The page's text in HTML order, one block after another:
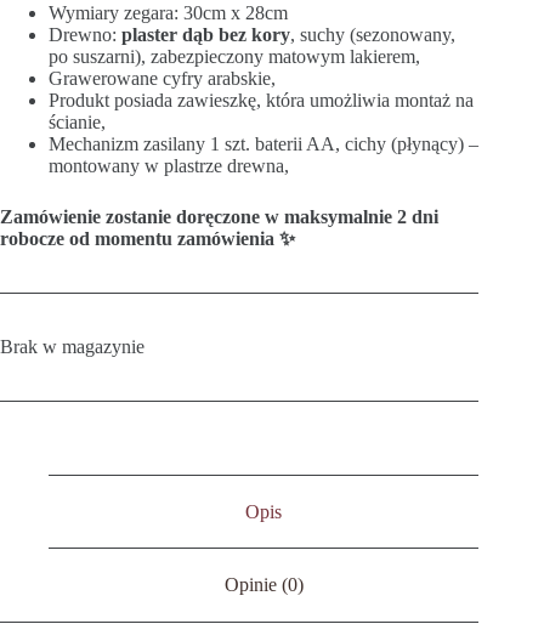
Wymiary zegara: 30cm x 28cm
Drewno: plaster dąb bez kory, suchy (sezonowany,
po suszarni), zabezpieczony matowym lakierem,
Grawerowane cyfry arabskie,
Produkt posiada zawieszkę, która umożliwia montaż na
ścianie,
Mechanizm zasilany 1 szt. baterii AA, cichy (płynący) –
montowany w plastrze drewna,
Zamówienie zostanie doręczone w maksymalnie 2 dni
robocze od momentu zamówienia ✨
Brak w magazynie
Opis
Opinie (0)